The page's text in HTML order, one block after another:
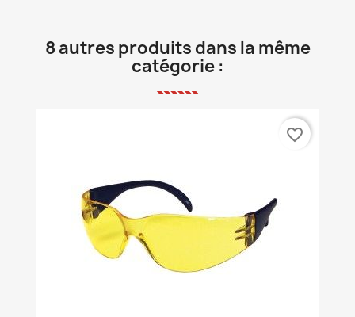
8 autres produits dans la même
catégorie :
favorite_border